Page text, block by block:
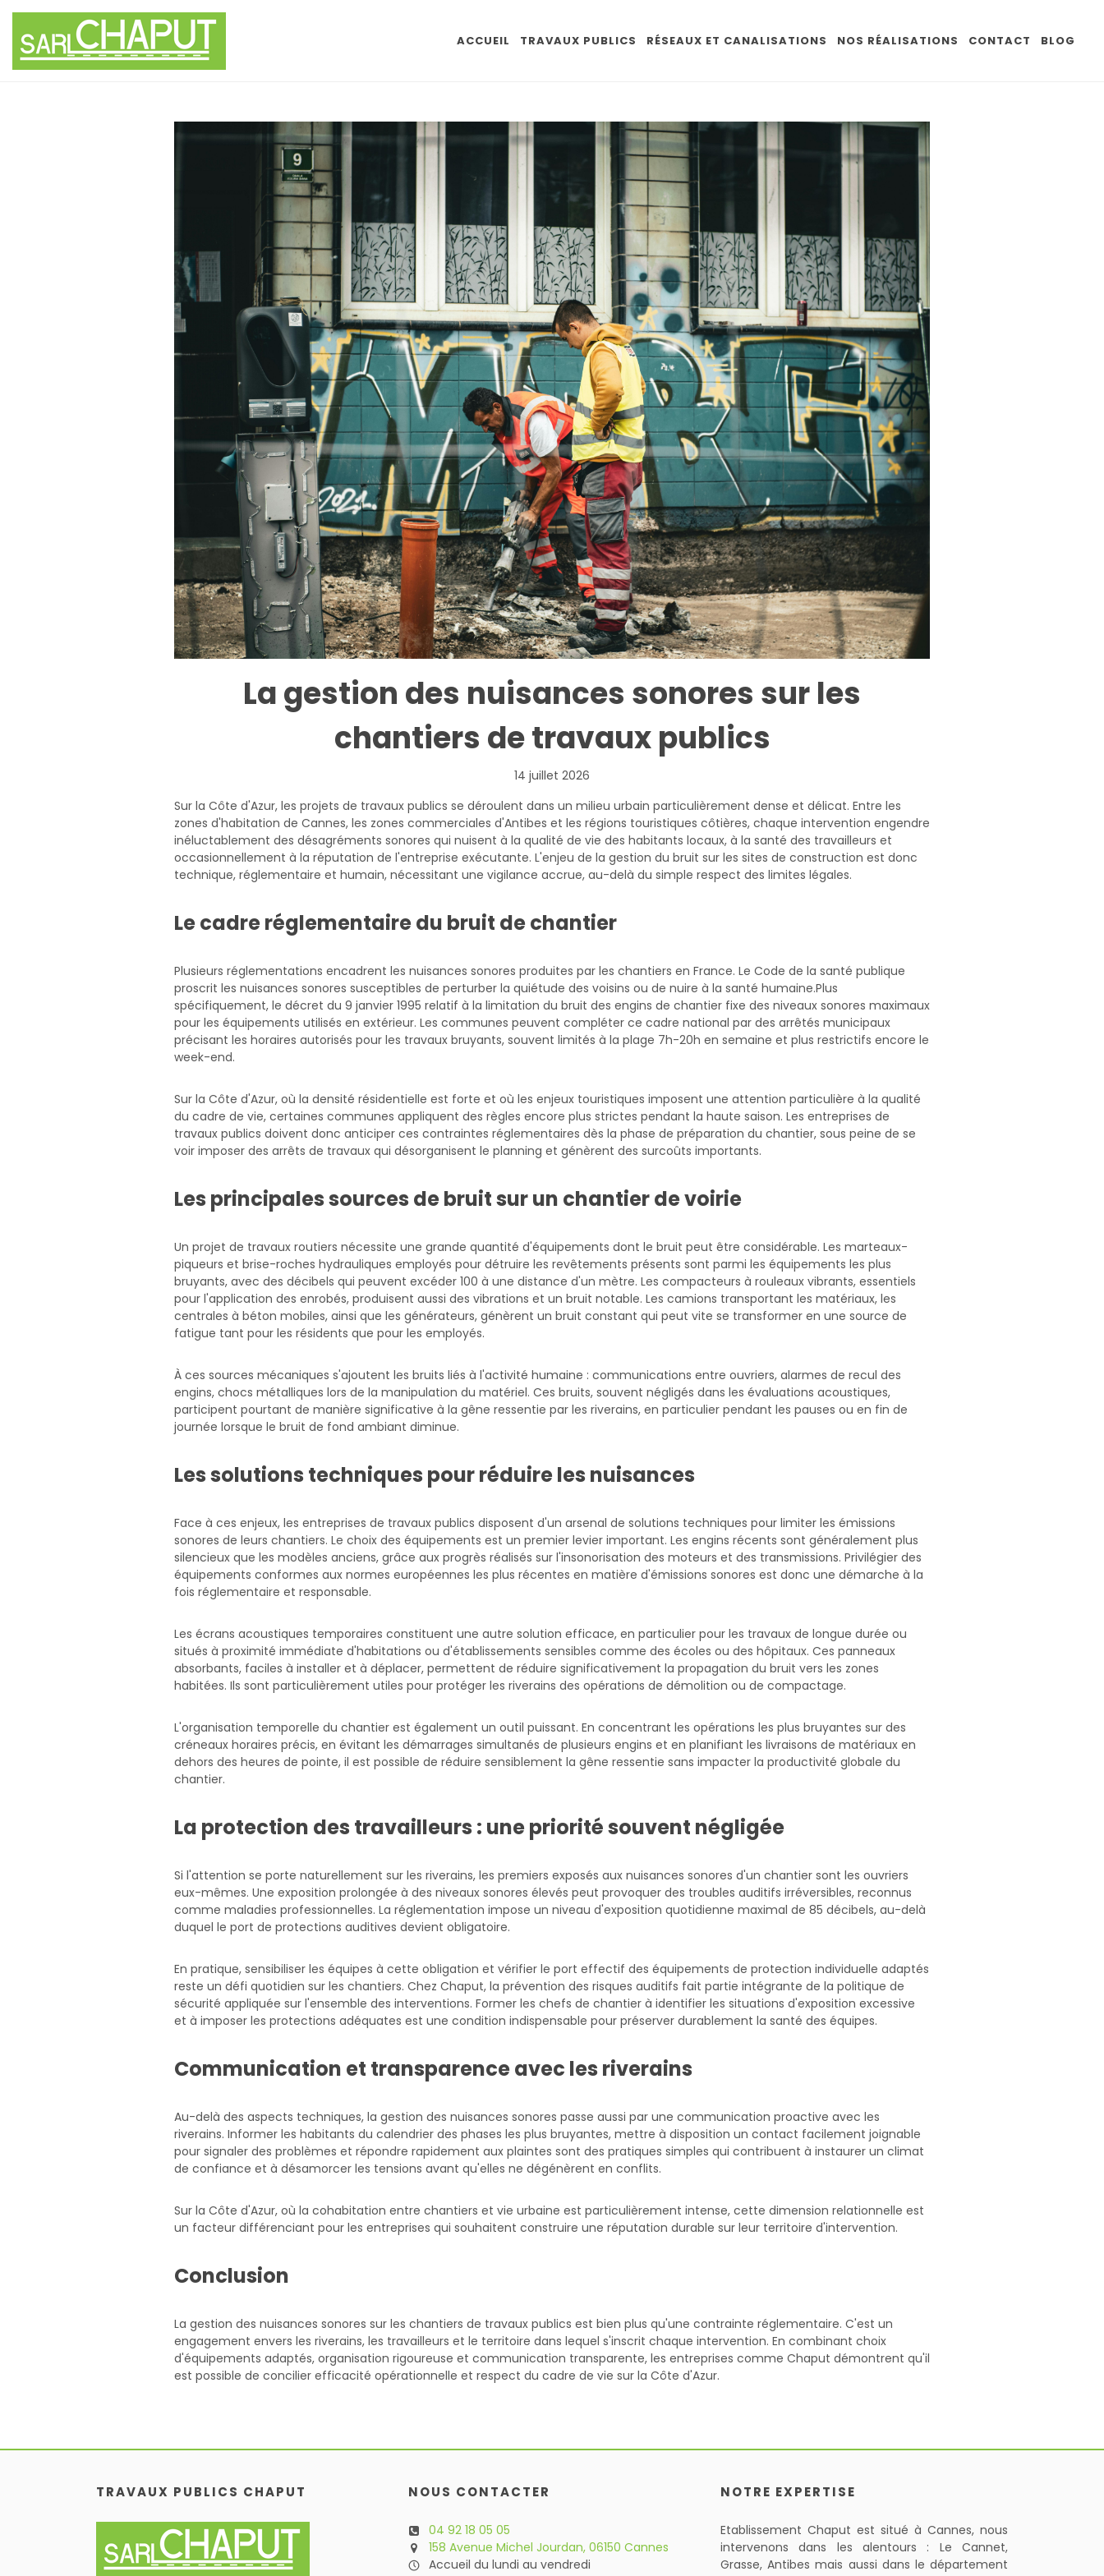
ACCUEIL TRAVAUX PUBLICS RÉSEAUX ET CANALISATIONS NOS RÉALISATIONS CONTACT BLOG
La gestion des nuisances sonores sur les
chantiers de travaux publics
14 juillet 2026
Sur la Côte d'Azur, les projets de travaux publics se déroulent dans un milieu urbain particulièrement dense et délicat. Entre les
zones d'habitation de Cannes, les zones commerciales d'Antibes et les régions touristiques côtières, chaque intervention engendre
inéluctablement des désagréments sonores qui nuisent à la qualité de vie des habitants locaux, à la santé des travailleurs et
occasionnellement à la réputation de l'entreprise exécutante. L'enjeu de la gestion du bruit sur les sites de construction est donc
technique, réglementaire et humain, nécessitant une vigilance accrue, au-delà du simple respect des limites légales.
Le cadre réglementaire du bruit de chantier
Plusieurs réglementations encadrent les nuisances sonores produites par les chantiers en France. Le Code de la santé publique
proscrit les nuisances sonores susceptibles de perturber la quiétude des voisins ou de nuire à la santé humaine.Plus
spécifiquement, le décret du 9 janvier 1995 relatif à la limitation du bruit des engins de chantier fixe des niveaux sonores maximaux
pour les équipements utilisés en extérieur. Les communes peuvent compléter ce cadre national par des arrêtés municipaux
précisant les horaires autorisés pour les travaux bruyants, souvent limités à la plage 7h-20h en semaine et plus restrictifs encore le
week-end.
Sur la Côte d'Azur, où la densité résidentielle est forte et où les enjeux touristiques imposent une attention particulière à la qualité
du cadre de vie, certaines communes appliquent des règles encore plus strictes pendant la haute saison. Les entreprises de
travaux publics doivent donc anticiper ces contraintes réglementaires dès la phase de préparation du chantier, sous peine de se
voir imposer des arrêts de travaux qui désorganisent le planning et génèrent des surcoûts importants.
Les principales sources de bruit sur un chantier de voirie
Un projet de travaux routiers nécessite une grande quantité d'équipements dont le bruit peut être considérable. Les marteaux-
piqueurs et brise-roches hydrauliques employés pour détruire les revêtements présents sont parmi les équipements les plus
bruyants, avec des décibels qui peuvent excéder 100 à une distance d'un mètre. Les compacteurs à rouleaux vibrants, essentiels
pour l'application des enrobés, produisent aussi des vibrations et un bruit notable. Les camions transportant les matériaux, les
centrales à béton mobiles, ainsi que les générateurs, génèrent un bruit constant qui peut vite se transformer en une source de
fatigue tant pour les résidents que pour les employés.
À ces sources mécaniques s'ajoutent les bruits liés à l'activité humaine : communications entre ouvriers, alarmes de recul des
engins, chocs métalliques lors de la manipulation du matériel. Ces bruits, souvent négligés dans les évaluations acoustiques,
participent pourtant de manière significative à la gêne ressentie par les riverains, en particulier pendant les pauses ou en fin de
journée lorsque le bruit de fond ambiant diminue.
Les solutions techniques pour réduire les nuisances
Face à ces enjeux, les entreprises de travaux publics disposent d'un arsenal de solutions techniques pour limiter les émissions
sonores de leurs chantiers. Le choix des équipements est un premier levier important. Les engins récents sont généralement plus
silencieux que les modèles anciens, grâce aux progrès réalisés sur l'insonorisation des moteurs et des transmissions. Privilégier des
équipements conformes aux normes européennes les plus récentes en matière d'émissions sonores est donc une démarche à la
fois réglementaire et responsable.
Les écrans acoustiques temporaires constituent une autre solution efficace, en particulier pour les travaux de longue durée ou
situés à proximité immédiate d'habitations ou d'établissements sensibles comme des écoles ou des hôpitaux. Ces panneaux
absorbants, faciles à installer et à déplacer, permettent de réduire significativement la propagation du bruit vers les zones
habitées. Ils sont particulièrement utiles pour protéger les riverains des opérations de démolition ou de compactage.
L'organisation temporelle du chantier est également un outil puissant. En concentrant les opérations les plus bruyantes sur des
créneaux horaires précis, en évitant les démarrages simultanés de plusieurs engins et en planifiant les livraisons de matériaux en
dehors des heures de pointe, il est possible de réduire sensiblement la gêne ressentie sans impacter la productivité globale du
chantier.
La protection des travailleurs : une priorité souvent négligée
Si l'attention se porte naturellement sur les riverains, les premiers exposés aux nuisances sonores d'un chantier sont les ouvriers
eux-mêmes. Une exposition prolongée à des niveaux sonores élevés peut provoquer des troubles auditifs irréversibles, reconnus
comme maladies professionnelles. La réglementation impose un niveau d'exposition quotidienne maximal de 85 décibels, au-delà
duquel le port de protections auditives devient obligatoire.
En pratique, sensibiliser les équipes à cette obligation et vérifier le port effectif des équipements de protection individuelle adaptés
reste un défi quotidien sur les chantiers. Chez Chaput, la prévention des risques auditifs fait partie intégrante de la politique de
sécurité appliquée sur l'ensemble des interventions. Former les chefs de chantier à identifier les situations d'exposition excessive
et à imposer les protections adéquates est une condition indispensable pour préserver durablement la santé des équipes.
Communication et transparence avec les riverains
Au-delà des aspects techniques, la gestion des nuisances sonores passe aussi par une communication proactive avec les
riverains. Informer les habitants du calendrier des phases les plus bruyantes, mettre à disposition un contact facilement joignable
pour signaler des problèmes et répondre rapidement aux plaintes sont des pratiques simples qui contribuent à instaurer un climat
de confiance et à désamorcer les tensions avant qu'elles ne dégénèrent en conflits.
Sur la Côte d'Azur, où la cohabitation entre chantiers et vie urbaine est particulièrement intense, cette dimension relationnelle est
un facteur différenciant pour les entreprises qui souhaitent construire une réputation durable sur leur territoire d'intervention.
Conclusion
La gestion des nuisances sonores sur les chantiers de travaux publics est bien plus qu'une contrainte réglementaire. C'est un
engagement envers les riverains, les travailleurs et le territoire dans lequel s'inscrit chaque intervention. En combinant choix
d'équipements adaptés, organisation rigoureuse et communication transparente, les entreprises comme Chaput démontrent qu'il
est possible de concilier efficacité opérationnelle et respect du cadre de vie sur la Côte d'Azur.
TRAVAUX PUBLICS CHAPUT NOUS CONTACTER
04 92 18 05 05
158 Avenue Michel Jourdan, 06150 Cannes
Accueil du lundi au vendredi
NOTRE EXPERTISE
Etablissement Chaput est situé à Cannes, nous
intervenons dans les alentours : Le Cannet,
Grasse, Antibes mais aussi dans le département
Panneau de gestion des cookies